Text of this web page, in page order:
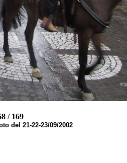
/ 169
del 21-22-23/09/2002